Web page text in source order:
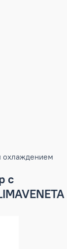
охлаждением
с